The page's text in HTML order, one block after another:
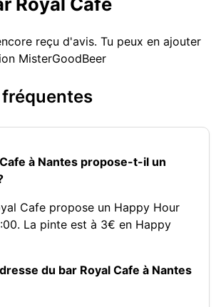
reçu d'avis. Tu peux en ajouter
MisterGoodBeer
à Nantes propose-t-il un
Cafe propose un Happy Hour
La pinte est à 3€ en Happy
du bar Royal Cafe à Nantes